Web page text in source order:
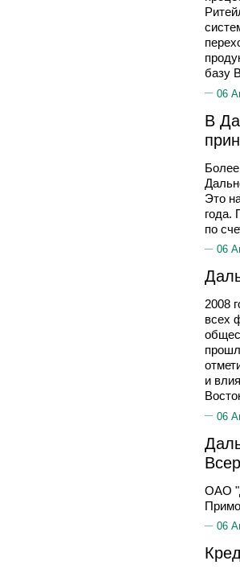
базу
06
В
Это
года.
по
06
2008
всех
и
06
ОАО
06